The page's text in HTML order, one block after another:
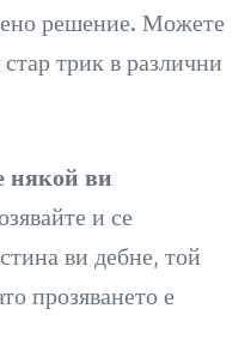
решение. Можете
трик в различни
някой ви
и се
ви дебне, той
прозяването е